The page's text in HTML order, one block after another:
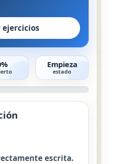
ejercicios
Empieza
estado
escrita.